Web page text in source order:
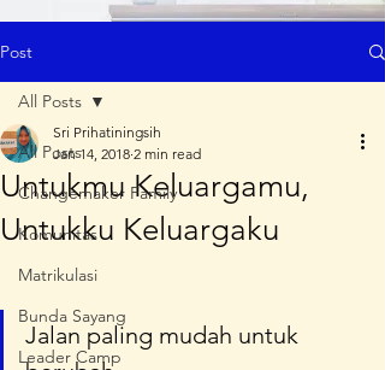
Post
All Posts
Changemaker Family
Komunitas
Matrikulasi
Bunda Sayang
Leader Camp
All Posts
Untukmu Keluargamu,
Untukku Keluargaku
Sri Prihatiningsih
Jan 14, 2018 2 min read
Jalan paling mudah untuk